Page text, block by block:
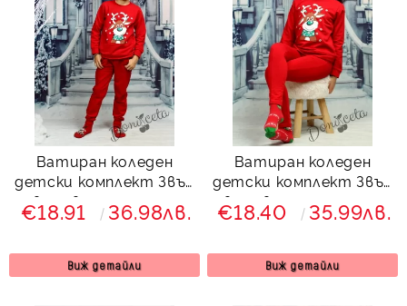
Ватиран коледен
детски комплект Звън
в червено с еленче
7123441
€18.91 36.98лв.
Виж детайли
Ватиран коледен
детски комплект Звън
в червено с еленче и
клин с ръб 8133423
€18.40 35.99лв.
Виж детайли